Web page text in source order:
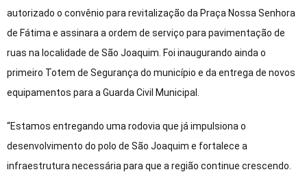
autorizado o convênio para revitalização da Praça Nossa Senhora
de Fátima e assinara a ordem de serviço para pavimentação de
ruas na localidade de São Joaquim. Foi inaugurando ainda o
primeiro Totem de Segurança do município e da entrega de novos
equipamentos para a Guarda Civil Municipal.
“Estamos entregando uma rodovia que já impulsiona o
desenvolvimento do polo de São Joaquim e fortalece a
infraestrutura necessária para que a região continue crescendo.